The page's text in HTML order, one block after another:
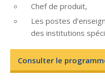
Chef de produit,
Les postes
des institutions
Consulter le